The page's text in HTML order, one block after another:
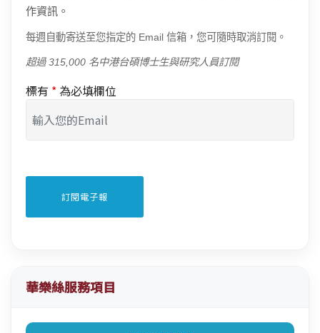
作資訊。
每週自動寄送至您指定的 Email 信箱，您可隨時取消訂閱。
超過 315,000 名中港台碩博士生與研究人員訂閱
標有 * 為必填欄位
華樂絲服務項目